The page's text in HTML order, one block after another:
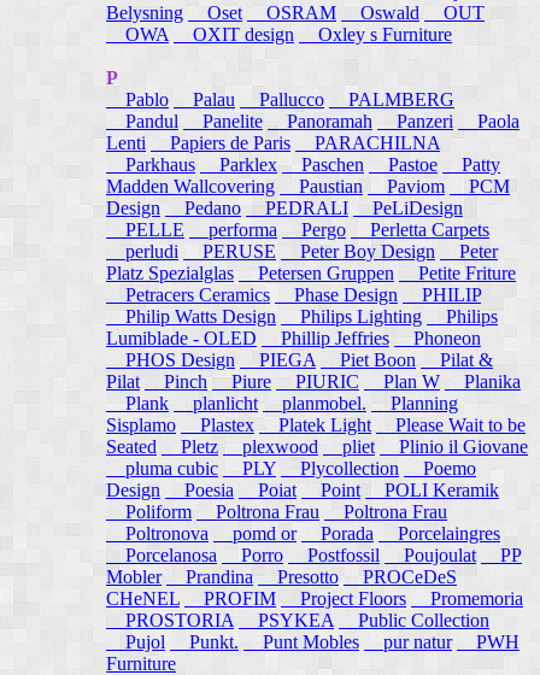
Belysning
Oset OSRAM Oswald
OUT
OWA
OXIT design Oxley s Furniture
P
Pablo
Palau Pallucco
PALMBERG
Pandul
Panelite Panoramah Panzeri
Paola
Lenti
Papiers de Paris
PARACHILNA
Parkhaus
Parklex Paschen Pastoe
Patty
Madden Wallcovering
Paustian Paviom
PCM
Design
Pedano PEDRALI
PeLiDesign
PELLE
performa Pergo
Perletta Carpets
perludi
PERUSE Peter Boy Design
Peter
Platz Spezialglas
Petersen Gruppen
Petite Friture
Petracers Ceramics
Phase Design
PHILIP
Philip Watts Design
Philips Lighting
Philips
Lumiblade - OLED
Phillip Jeffries
Phoneon
PHOS Design
PIEGA Piet Boon
Pilat &
Pilat
Pinch Piure PIURIC Plan W
Planika
Plank
planlicht planmobel. Planning
Sisplamo
Plastex Platek Light
Please Wait to be
Seated
Pletz plexwood pliet
Plinio il Giovane
pluma cubic
PLY Plycollection
Poemo
Design
Poesia Poiat Point
POLI Keramik
Poliform
Poltrona Frau
Poltrona Frau
Poltronova
pomd or Porada
Porcelaingres
Porcelanosa
Porro Postfossil Poujoulat
PP
Mobler
Prandina Presotto
PROCeDeS
CHeNEL
PROFIM Project Floors
Promemoria
PROSTORIA
PSYKEA
Public Collection
Pujol
Punkt. Punt Mobles pur natur
PWH
Furniture